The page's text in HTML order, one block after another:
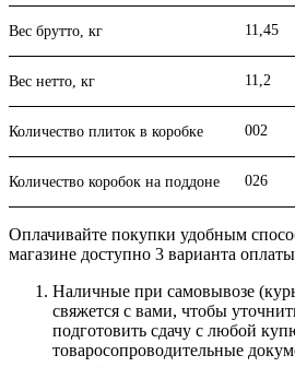
Вес брутто, кг 11,45
Вес нетто, кг 11,2
Количество плиток в коробке 002
Количество коробок на поддоне 026
Оплачивайте покупки удобным
магазине доступно 3 варианта
Наличные при самовывозе
свяжется с вами, чтобы
подготовить сдачу с любой
товаросопроводительные